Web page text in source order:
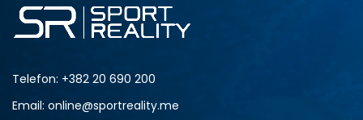
Telefon: +382 20 690 200
Email: online@sportreality.me